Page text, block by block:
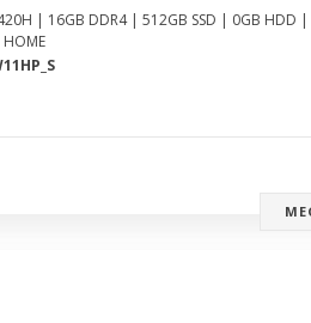
| 16GB DDR4 | 512GB SSD | 0GB HDD